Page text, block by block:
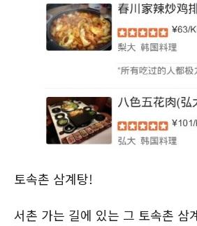
토속촌 삼계탕!
서촌 가는 길에 있는 그 토속촌 삼